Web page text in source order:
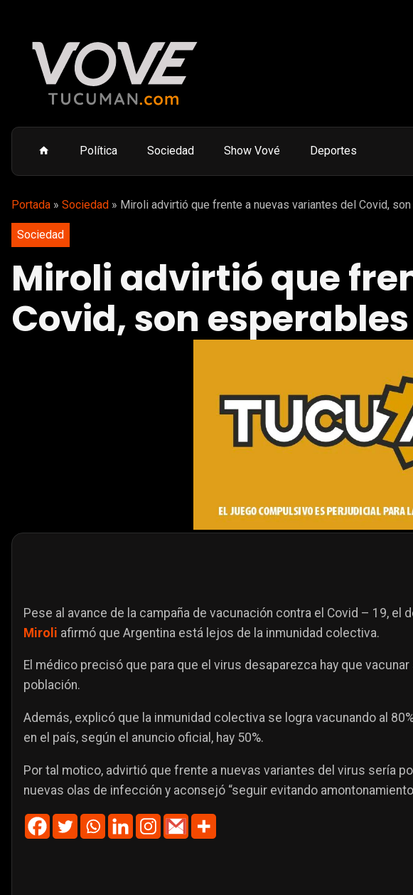
Política Sociedad Show Vové Deportes
Portada » Sociedad » Miroli advirtió que frente a nuevas variantes del Covid,
Sociedad
Miroli advirtió que
Covid, son
Pese al avance de la campaña de vacunación contra el Covid – 19, el
Miroli afirmó que Argentina está lejos de la inmunidad colectiva.
El médico precisó que para que el virus desaparezca hay que vacunar
población.
Además, explicó que la inmunidad colectiva se logra vacunando al
en el país, según el anuncio oficial, hay 50%.
Por tal motico, advirtió que frente a nuevas variantes del virus sería
nuevas olas de infección y aconsejó “seguir evitando